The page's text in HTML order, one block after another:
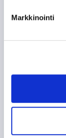
Markkinointi